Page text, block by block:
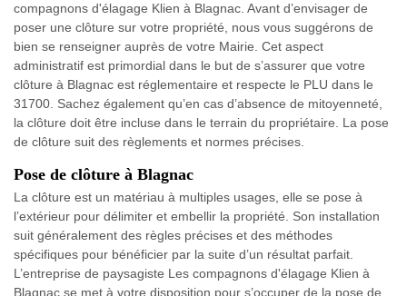
compagnons d'élagage Klien à Blagnac. Avant d’envisager de
poser une clôture sur votre propriété, nous vous suggérons de
bien se renseigner auprès de votre Mairie. Cet aspect
administratif est primordial dans le but de s’assurer que votre
clôture à Blagnac est réglementaire et respecte le PLU dans le
31700. Sachez également qu’en cas d’absence de mitoyenneté,
la clôture doit être incluse dans le terrain du propriétaire. La pose
de clôture suit des règlements et normes précises.
Pose de clôture à Blagnac
La clôture est un matériau à multiples usages, elle se pose à
l’extérieur pour délimiter et embellir la propriété. Son installation
suit généralement des règles précises et des méthodes
spécifiques pour bénéficier par la suite d’un résultat parfait.
L’entreprise de paysagiste Les compagnons d'élagage Klien à
Blagnac se met à votre disposition pour s’occuper de la pose de